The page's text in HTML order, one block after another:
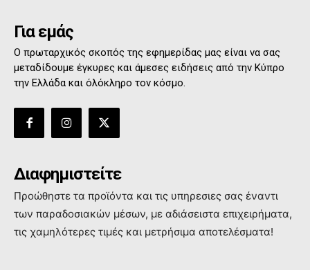
Για εμάς
Ο πρωταρχικός σκοπός της εφημερίδας μας είναι να σας
μεταδίδουμε έγκυρες και άμεσες ειδήσεις από την Κύπρο
την Ελλάδα και όλόκληρο τον κόσμο.
Διαφημιστείτε
Προώθηστε τα προϊόντα και τις υπηρεσιες σας έναντι
των παραδοσιακών μέσων, με αδιάσειστα επιχειρήματα,
τις χαμηλότερες τιμές και μετρήσιμα αποτελέσματα!